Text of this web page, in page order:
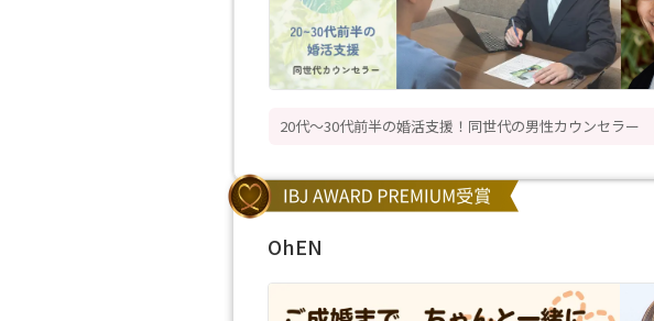
20代〜30代前半の婚活支援！同世代の男性カウンセラー
OhEN